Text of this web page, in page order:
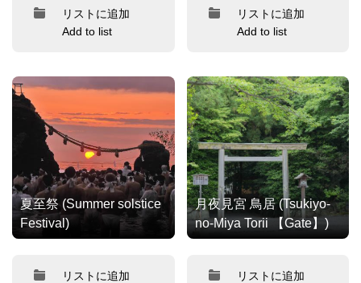
リストに追加
Add to list
リストに追加
Add to list
夏至祭 (Summer solstice
Festival)
リストに追加
月夜見宮 鳥居 (Tsukiyo-
no-Miya Torii 【Gate】)
リストに追加